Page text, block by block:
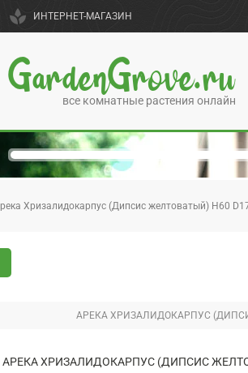
spa ИНТЕРНЕТ-МАГАЗИН
GardenGrove.ru
все комнатные растения онлайн
Хризалидокарпус (Дипсис желтоватый) H60
АРЕКА ХРИЗАЛИДОКАРПУС
АРЕКА ХРИЗАЛИДОКАРПУС (ДИПСИС